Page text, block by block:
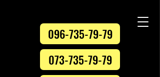
096-735-79-79
073-735-79-79